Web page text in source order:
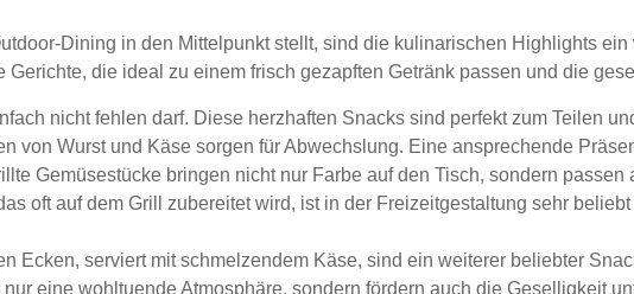
Dining in den Mittelpunkt stellt, sind die kulinarischen Highlights
die ideal zu einem frisch gezapften Getränk passen und die
nicht fehlen darf. Diese herzhaften Snacks sind perfekt zum Teilen
von Wurst und Käse sorgen für Abwechslung. Eine ansprechende
Gemüsestücke bringen nicht nur Farbe auf den Tisch, sondern
oft auf dem Grill zubereitet wird, ist in der Freizeitgestaltung sehr
Ecken, serviert mit schmelzendem Käse, sind ein weiterer beliebter
eine wohltuende Atmosphäre, sondern fördern auch die Geselligkeit